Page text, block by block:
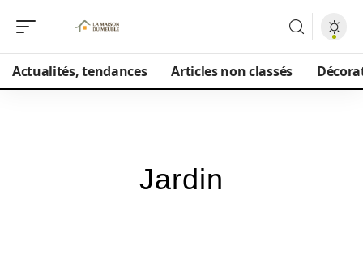
Actualités, tendances Articles non classés
Jardin